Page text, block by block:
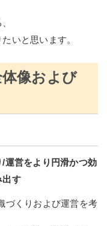
いと思います。
像および
運営をより円滑かつ効
出す
づくりおよび運営を考